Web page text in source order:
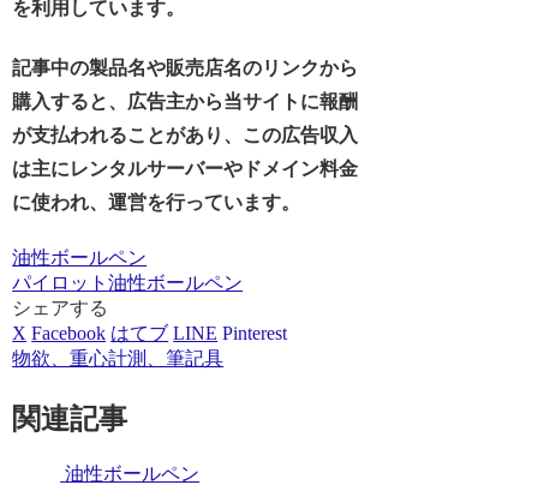
を利用しています。
記事中の製品名や販売店名のリンクから
購入すると、広告主から当サイトに報酬
が支払われることがあり、この広告収入
は主にレンタルサーバーやドメイン料金
に使われ、運営を行っています。
油性ボールペン
パイロット油性ボールペン
シェアする
X Facebook はてブ LINE Pinterest
物欲、重心計測、筆記具
関連記事
油性ボールペン